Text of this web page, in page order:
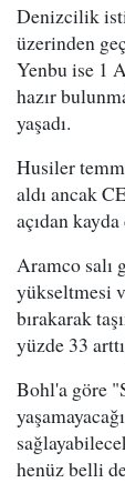
Denizcilik
üzerinden
Yenbu ise 1
hazır
yaşadı.
Husiler
aldı ancak
açıdan
Aramco salı
yükseltmesi
bırakarak
yüzde 33
Bohl'a göre
henüz belli